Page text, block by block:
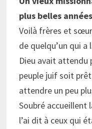
plus belles années
Voilà frères et
de quelqu’un qui a
Dieu avait attendu
peuple juif soit
attendre un peu
Soubré accueillent
l’ai dit à ceux qui